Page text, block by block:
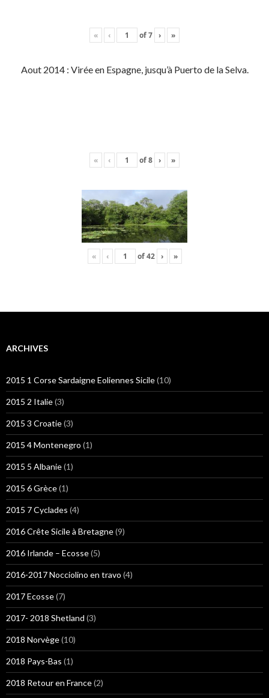
« ‹ of7 › »
Aout 2014 : Virée en Espagne, jusqu’à Puerto de la Selva.
« ‹ of8 › »
« ‹ of42 › »
ARCHIVES
2015 1 Corse Sardaigne Eoliennes Sicile(10)
2015 2 Italie(3)
2015 3 Croatie(3)
2015 4 Montenegro (1)
2015 5 Albanie(1)
2015 6 Grèce(1)
2015 7 Cyclades (4)
2016 Crête Sicile à Bretagne(9)
2016 Irlande – Ecosse(5)
2016-2017 Nocciolino en travo (4)
2017 Ecosse(7)
2017- 2018 Shetland (3)
2018 Norvège(10)
2018 Pays-Bas (1)
2018 Retour en France(2)